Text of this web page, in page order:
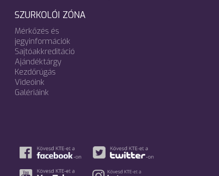
SZURKOLÓI ZÓNA
Mérkőzés és
jegyinformációk
Sajtóakkreditáció
Ajándéktárgy
Kezdőrúgás
Videóink
Galériáink